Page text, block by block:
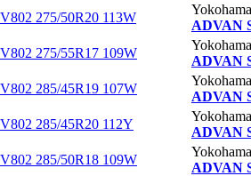
Yokohama
ADVAN
Yokohama
ADVAN
Yokohama
ADVAN
Yokohama
ADVAN
Yokohama
ADVAN